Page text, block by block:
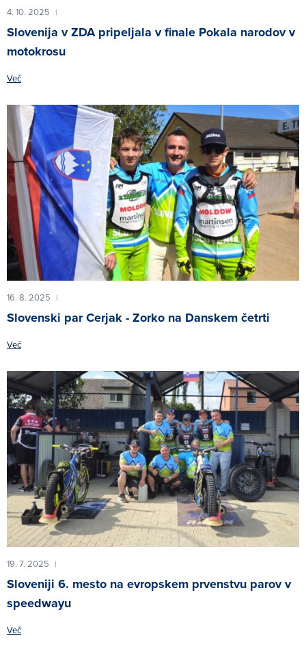
4. 10. 2025 |
Slovenija v ZDA pripeljala v finale Pokala narodov v
motokrosu
Več
16. 8. 2025 |
Slovenski par Cerjak - Zorko na Danskem četrti
Več
19. 7. 2025 |
Sloveniji 6. mesto na evropskem prvenstvu parov v
speedwayu
Več